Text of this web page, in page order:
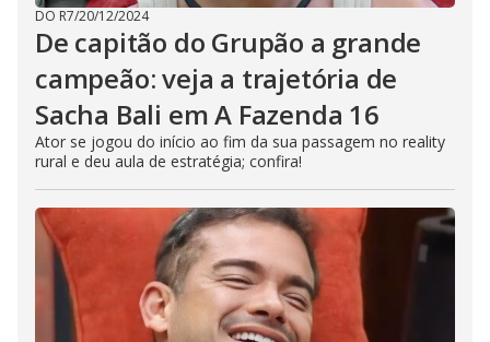
DO R7/20/12/2024
De capitão do Grupão a grande
campeão: veja a trajetória de
Sacha Bali em A Fazenda 16
Ator se jogou do início ao fim da sua passagem no reality
rural e deu aula de estratégia; confira!